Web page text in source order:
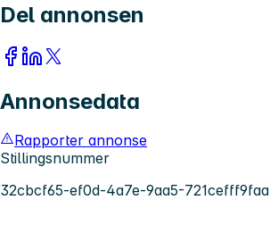
Del annonsen
Annonsedata
Rapporter annonse
Stillingsnummer
32cbcf65-ef0d-4a7e-9aa5-721cefff9faa